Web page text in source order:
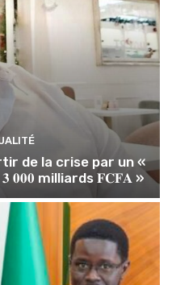
de la crise par un «
𝟎𝟎𝟎 milliards 𝐅𝐂𝐅𝐀 »